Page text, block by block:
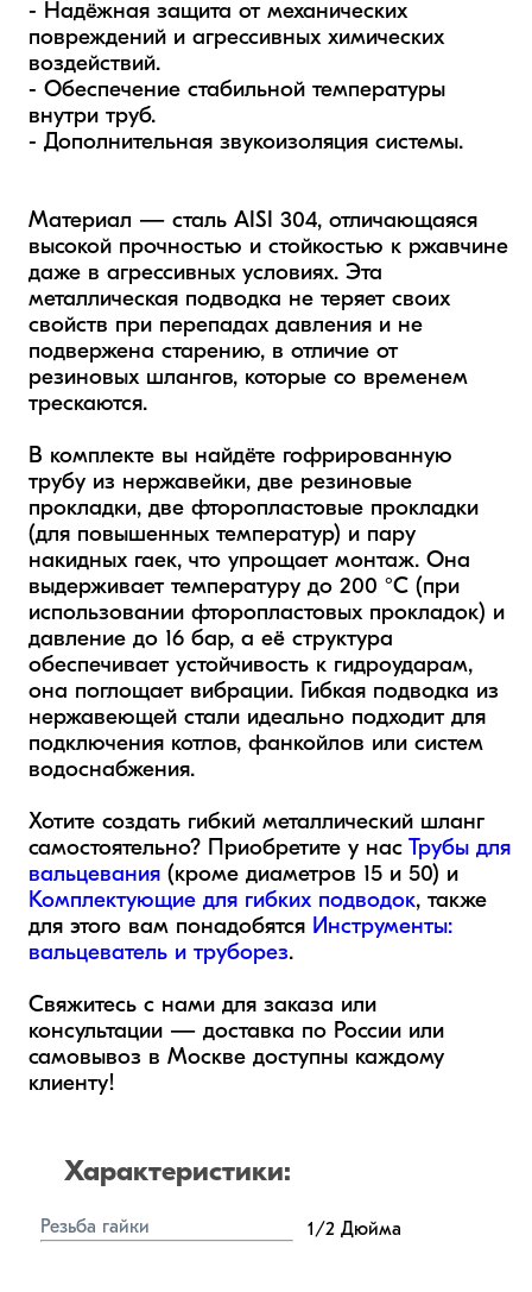
- Надёжная защита от механических
повреждений и агрессивных химических
воздействий.
- Обеспечение стабильной температуры
внутри труб.
- Дополнительная звукоизоляция системы.
Материал — сталь AISI 304, отличающаяся
высокой прочностью и стойкостью к ржавчине
даже в агрессивных условиях. Эта
металлическая подводка не теряет своих
свойств при перепадах давления и не
подвержена старению, в отличие от
резиновых шлангов, которые со временем
трескаются.
В комплекте вы найдёте гофрированную
трубу из нержавейки, две резиновые
прокладки, две фторопластовые прокладки
(для повышенных температур) и пару
накидных гаек, что упрощает монтаж. Она
выдерживает температуру до 200 °C (при
использовании фторопластовых прокладок) и
давление до 16 бар, а её структура
обеспечивает устойчивость к гидроударам,
она поглощает вибрации. Гибкая подводка из
нержавеющей стали идеально подходит для
подключения котлов, фанкойлов или систем
водоснабжения.
Хотите создать гибкий металлический шланг
самостоятельно? Приобретите у нас Трубы для
вальцевания
(кроме диаметров 15 и 50) и
Комплектующие для гибких подводок, также
для этого вам понадобятся Инструменты:
вальцеватель и труборез.
Свяжитесь с нами для заказа или
консультации — доставка по России или
самовывоз в Москве доступны каждому
клиенту!
Характеристики:
Резьба гайки 1/2 Дюйма